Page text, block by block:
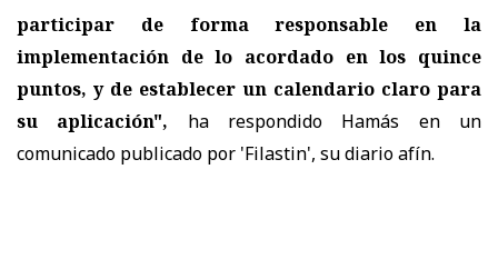
participar de forma responsable en la
implementación de lo acordado en los quince
puntos, y de establecer un calendario claro para
su aplicación", ha respondido Hamás en un
comunicado publicado por 'Filastin', su diario afín.